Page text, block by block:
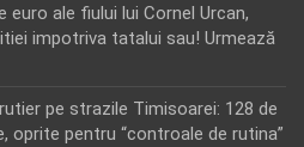
euro ale fiului lui Cornel Urcan,
impotriva tatalui sau! Urmează
pe strazile Timisoarei: 128 de
oprite pentru “controale de rutina”